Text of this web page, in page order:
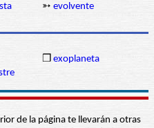
➳ evolvente
❒ exoplaneta
de la página te llevarán a otras